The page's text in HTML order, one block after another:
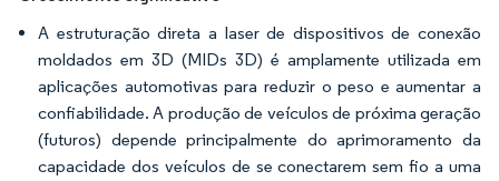
A estruturação direta a laser de dispositivos de conexão
moldados em 3D (MIDs 3D) é amplamente utilizada em
aplicações automotivas para reduzir o peso e aumentar a
confiabilidade. A produção de veículos de próxima geração
(futuros) depende principalmente do aprimoramento da
capacidade dos veículos de se conectarem sem fio a uma